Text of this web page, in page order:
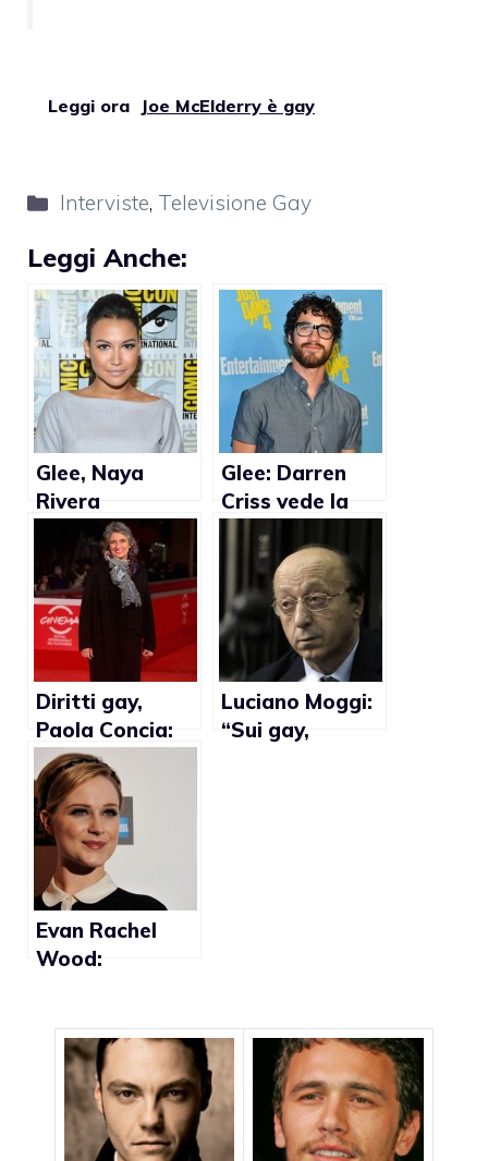
Leggi ora Joe McElderry è gay
Categorie
Interviste, Televisione Gay
Leggi Anche:
Glee, Naya
Rivera
apprezza i suoi
fan gay
Glee: Darren
Criss vede la
storia televisiva
con Chris Colfer
noiosa
Diritti gay,
Paola Concia:
“Bisogna Fare
come Obama”.
Binetti: “Non è
una priorità”
Luciano Moggi:
“Sui gay,
Evan Rachel
Wood:
bisessualità ai
bambini”